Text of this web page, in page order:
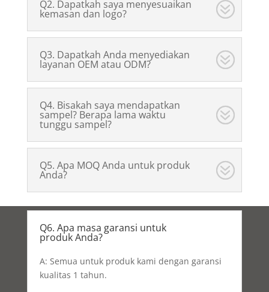
Q2. Dapatkah saya menyesuaikan
kemasan dan logo?
Q3. Dapatkah Anda menyediakan
layanan OEM atau ODM?
Q4. Bisakah saya mendapatkan
sampel? Berapa lama waktu
tunggu sampel?
Q5. Apa MOQ Anda untuk produk
Anda?
Q6. Apa masa garansi untuk
produk Anda?
A: Semua untuk produk kami dengan garansi
kualitas 1 tahun.